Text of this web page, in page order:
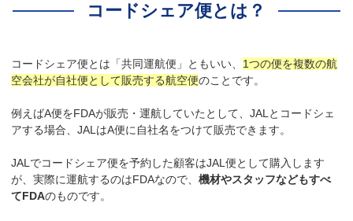
コードシェア便とは？
コードシェア便とは「共同運航便」ともいい、 1つの便を複数の航
空会社が自社便として販売する航空便のことです。
例えばA便をFDAが販売・運航していたとして、JALとコードシェ
アする場合、JALはA便に自社名をつけて販売できます。
JALでコードシェア便を予約した顧客はJAL便として購入します
が、実際に運航するのはFDAなので、機材やスタッフなどもすべ
てFDAのものです。